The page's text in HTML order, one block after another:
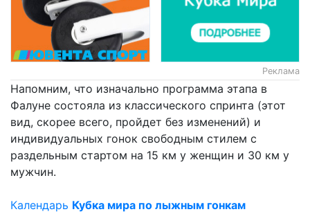
Реклама
Напомним, что изначально программа этапа в
Фалуне состояла из классического спринта (этот
вид, скорее всего, пройдет без изменений) и
индивидуальных гонок свободным стилем с
раздельным стартом на 15 км у женщин и 30 км у
мужчин.
Календарь Кубка мира по лыжным гонкам